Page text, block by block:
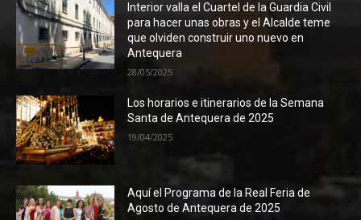
Interior valla el Cuartel de la Guardia Civil
para hacer unas obras y el Alcalde teme
que olviden construir uno nuevo en
Antequera
28/05/2025
Los horarios e itinerarios de la Semana
Santa de Antequera de 2025
19/04/2025
Aquí el Programa de la Real Feria de
Agosto de Antequera de 2025